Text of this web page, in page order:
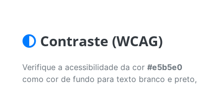
Contraste (WCAG)
Verifique a acessibilidade da cor #e5b5e0
como cor de fundo para texto branco e preto,